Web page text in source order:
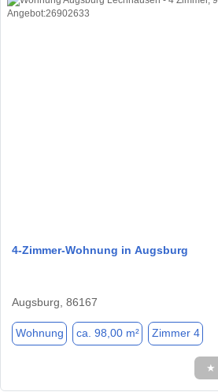
4-Zimmer-Wohnung in Augsburg
Augsburg, 86167
Wohnung ca. 98,00 m² Zimmer 4
★